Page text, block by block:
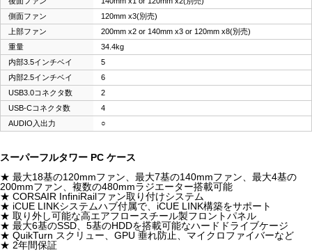
側面ファン
120mm x3(別売)
上部ファン
200mm x2 or 140mm x3 or 120mm x8(別売)
重量
34.4kg
内部3.5インチベイ
5
内部2.5インチベイ
6
USB3.0コネクタ数
2
USB-Cコネクタ数
4
AUDIO入出力
○
スーパーフルタワー PC ケース
★ 最大18基の120mmファン、最大7基の140mmファン、最大4基の
200mmファン、複数の480mmラジエーター搭載可能
★ CORSAIR InfiniRailファン取り付けシステム
★ iCUE LINKシステムハブ付属で、iCUE LINK構築をサポート
★ 取り外し可能な高エアフロースチール製フロントパネル
★ 最大6基のSSD、5基のHDDを搭載可能なハードドライブケージ
★ QuikTurn スクリュー、GPU 垂れ防止、マイクロファイバーなど
★ 2年間保証